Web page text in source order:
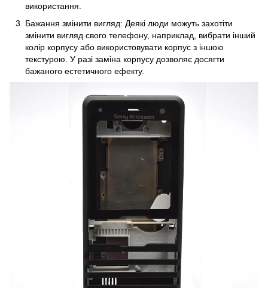
використання.
Бажання змінити вигляд: Деякі люди можуть захотіти
змінити вигляд свого телефону, наприклад, вибрати інший
колір корпусу або використовувати корпус з іншою
текстурою. У разі заміна корпусу дозволяє досягти
бажаного естетичного ефекту.